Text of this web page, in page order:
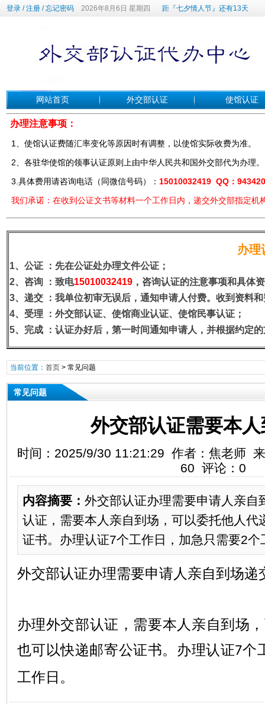
登录/注册/忘记密码 2026年8月6日 星期四 距『七夕情人节』还有13天
网站首页 外交部认证 使馆认证
办理注意事项：
1、使馆认证费随汇率变化等原因时有调整，以使馆实际收费为准。
2、各驻华使馆的领事认证原则上由中华人民共和国外交部代为办理。
3.具体费用请咨询电话（同微信号码）： 15010032419 QQ：
我们承诺：在收到公证文书等材料一个工作日内，递交外交部指定机
办理
1、公证：先在公证处办理文件公证；
2、咨询
：致电15010032419，咨询认证的注意事项和具体
3、递交：我单位初审无误后，通知申请人付费。收到资料
4、受理 ：外交部认证、使馆商业认证、使馆民事认证；
5、完成：认证办好后，第一时间通知申请人，并根据约定
当前位置： 首页> 常见问题
常见问题
外交部认证需要本
时间：2025/9/30 11:21:29 作者：焦老师
60 评论：0
内容摘要： 外交部认证办理需要申请人亲自
认证，需要本人亲自到场，可以委托他人代
证书。办理认证7个工作日，加急只需要2个
外交部认证办理需要申请人亲自到场递
办理外交部认证，需要本人亲自到场
也可以快递邮寄公证书。办理认证7个
工作日。